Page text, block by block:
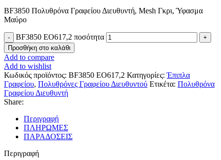
BF3850 Πολυθρόνα Γραφείου Διευθυντή, Mesh Γκρι, Ύφασμα
Μαύρο
BF3850 EO617,2 ποσότητα
Προσθήκη στο καλάθι
Add to compare
Add to wishlist
Κωδικός προϊόντος: BF3850 EO617,2 Κατηγορίες: Έπιπλα
Γραφείου, Πολυθρόνες Γραφείου Διευθυντού Ετικέτα: Πολυθρόνα
Γραφείου Διευθυντή
Share:
Περιγραφή
ΠΛΗΡΩΜΕΣ
ΠΑΡΑΔΟΣΕΙΣ
Περιγραφή